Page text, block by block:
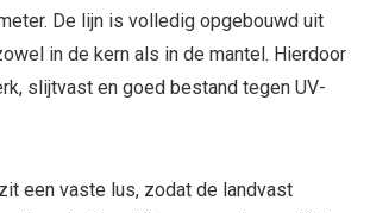
De lijn is volledig opgebouwd uit
in de kern als in de mantel. Hierdoor
slijtvast en goed bestand tegen UV-
een vaste lus, zodat de landvast